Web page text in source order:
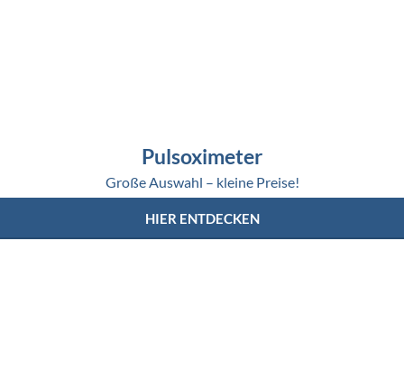
Pulsoximeter
Große Auswahl – kleine Preise!
HIER ENTDECKEN